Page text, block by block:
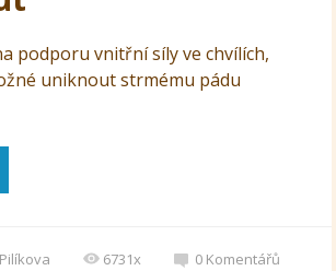
podporu vnitřní síly ve chvílích,
uniknout strmému pádu
6731x 0 Komentářů